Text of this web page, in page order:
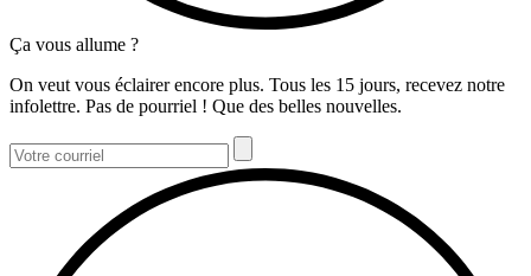
Ça vous allume ?
On veut vous éclairer encore plus. Tous les 15 jours, recevez notre
infolettre. Pas de pourriel ! Que des belles nouvelles.